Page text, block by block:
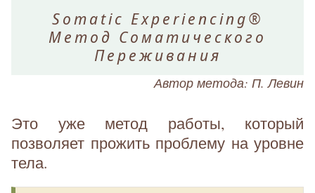
Somatic Experiencing®
Метод Соматического
Переживания
Автор метода: П. Левин
Это уже метод работы, который
позволяет прожить проблему на уровне
тела.